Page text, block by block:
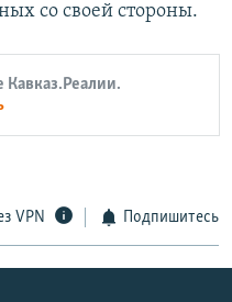
со своей стороны.
Кавказ.Реалии.
VPN Подпишитесь